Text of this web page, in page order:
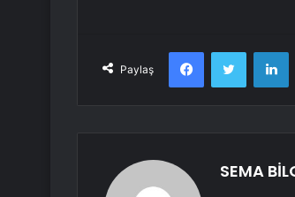
Paylaş
FacebookTwitter
SEMA